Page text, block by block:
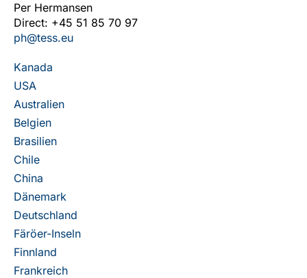
Kanada
USA
Australien
Belgien
Brasilien
Chile
China
Dänemark
Deutschland
Färöer-Inseln
Finnland
Frankreich
Per Hermansen
Direct: +45 51 85 70 97
ph@tess.eu